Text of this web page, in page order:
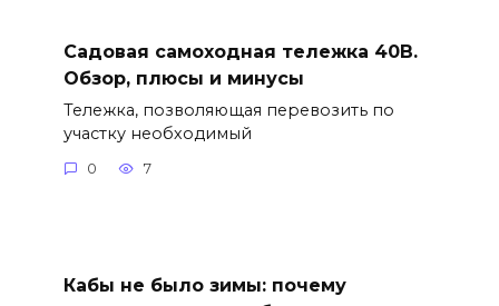
Садовая самоходная тележка 40В.
Обзор, плюсы и минусы
Тележка, позволяющая перевозить по
участку необходимый
0 7
Кабы не было зимы: почему